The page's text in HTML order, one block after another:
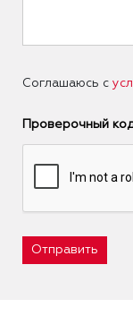
Соглашаюсь с
Проверочный
Отправить